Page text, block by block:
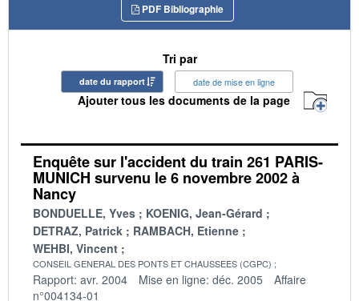
PDF Bibliographie
Tri par
date du rapport date de mise en ligne
Ajouter tous les documents de la page
Enquête sur l'accident du train 261 PARIS-
MUNICH survenu le 6 novembre 2002 à
Nancy
BONDUELLE, Yves
KOENIG, Jean-Gérard
DETRAZ, Patrick
RAMBACH, Etienne
WEHBI, Vincent
CONSEIL GENERAL DES PONTS ET CHAUSSEES (CGPC)
Rapport: avr. 2004 Mise en ligne: déc. 2005
Affaire
n°004134-01